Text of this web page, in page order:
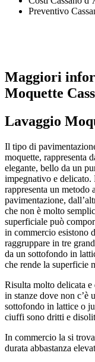
Preventivo
Maggiori
Moquette
Lavaggio
Il tipo di
moquette, rappresenta
elegante, bello da un
impegnativo e delicato.
rappresenta un metodo
pavimentazione,
che non è molto
superficiale può
in commercio esistono
raggruppare in tre
da un sottofondo in
che rende la superficie
Risulta molto delicata
in stanze dove non c’è
sottofondo in lattice o
ciuffi sono dritti e
In commercio la si
durata abbastanza